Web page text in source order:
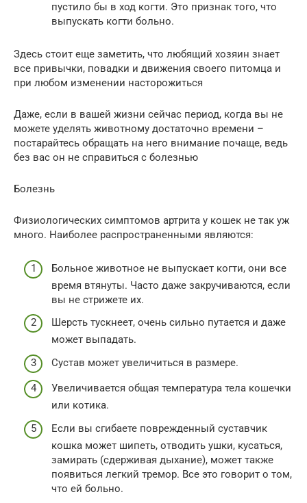
пустило бы в ход когти. Это признак того, что
выпускать когти больно.
Здесь стоит еще заметить, что любящий хозяин знает
все привычки, повадки и движения своего питомца и
при любом изменении насторожиться
Даже, если в вашей жизни сейчас период, когда вы не
можете уделять животному достаточно времени –
постарайтесь обращать на него внимание почаще, ведь
без вас он не справиться с болезнью
Болезнь
Физиологических симптомов артрита у кошек не так уж
много. Наиболее распространенными являются:
Больное животное не выпускает когти, они все
время втянуты. Часто даже закручиваются, если
вы не стрижете их.
Шерсть тускнеет, очень сильно путается и даже
может выпадать.
Сустав может увеличиться в размере.
Увеличивается общая температура тела кошечки
или котика.
Если вы сгибаете поврежденный суставчик
кошка может шипеть, отводить ушки, кусаться,
замирать (сдерживая дыхание), может также
появиться легкий тремор. Все это говорит о том,
что ей больно.